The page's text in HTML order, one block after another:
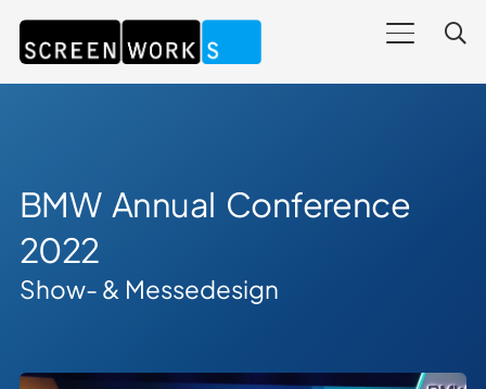
BMW Annual Conference
2022
Show- & Messedesign